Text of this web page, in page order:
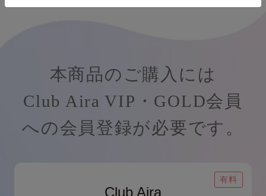
本商品のご購入には
Club Aira VIP・GOLD会員
への会員登録が必要です。
有料
Club Aira